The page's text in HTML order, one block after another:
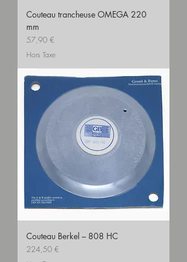
Couteau trancheuse OMEGA 220
mm
Prix
57,90 €
Hors Taxe
Couteau Berkel – 808 HC
Prix
224,50 €